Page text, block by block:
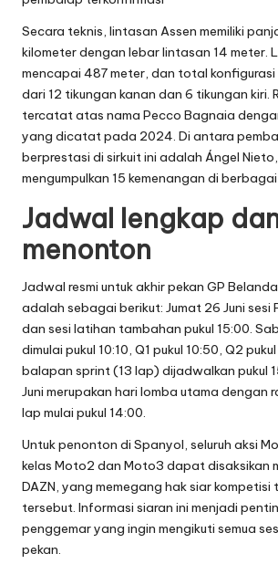
Secara teknis, lintasan Assen memiliki
kilometer dengan lebar lintasan 14 meter.
mencapai 487 meter, dan total
dari 12 tikungan kanan dan 6 tikungan kiri.
tercatat atas nama Pecco Bagnaia
yang dicatat pada 2024. Di antara
berprestasi di sirkuit ini adalah Ángel
mengumpulkan 15 kemenangan di
Jadwal lengkap
menonton
Jadwal resmi untuk akhir pekan GP
adalah sebagai berikut: Jumat 26 Juni sesi
dan sesi latihan tambahan pukul 15:00.
dimulai pukul 10:10, Q1 pukul 10:50, Q2 pukul
balapan sprint (13 lap) dijadwalkan pukul
Juni merupakan hari lomba utama dengan
lap mulai pukul 14:00.
Untuk penonton di Spanyol, seluruh aksi
kelas Moto2 dan Moto3 dapat disaksikan
DAZN, yang memegang hak siar kompetisi
tersebut. Informasi siaran ini menjadi
penggemar yang ingin mengikuti semua
pekan.